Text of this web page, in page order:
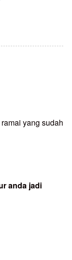
yang sudah
anda jadi